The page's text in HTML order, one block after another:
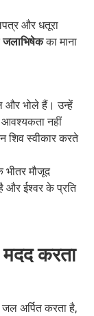
और धतूरा
जलाभिषेकका माना
और भोले हैं। उन्हें
आवश्यकता नहीं
शिव स्वीकार करते
भीतर मौजूद
और ईश्वर के प्रति
करता
अर्पित करता है,